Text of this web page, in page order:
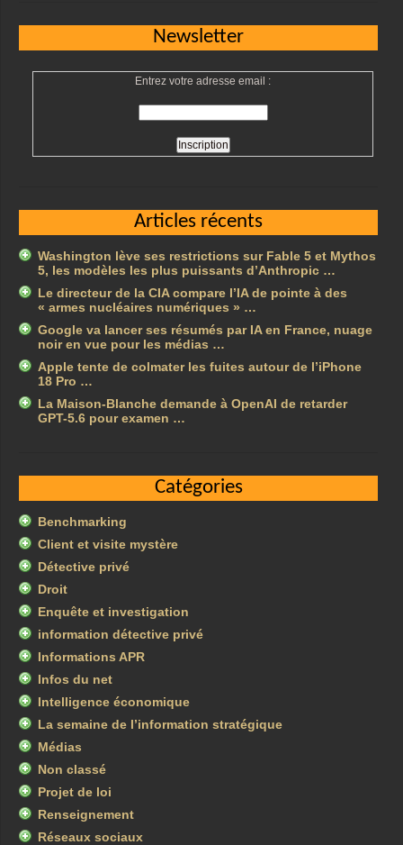
Newsletter
Entrez votre adresse email :
Articles récents
Washington lève ses restrictions sur Fable 5 et Mythos
5, les modèles les plus puissants d’Anthropic …
Le directeur de la CIA compare l’IA de pointe à des
« armes nucléaires numériques » …
Google va lancer ses résumés par IA en France, nuage
noir en vue pour les médias …
Apple tente de colmater les fuites autour de l’iPhone
18 Pro …
La Maison-Blanche demande à OpenAI de retarder
GPT-5.6 pour examen …
Catégories
Benchmarking
Client et visite mystère
Détective privé
Droit
Enquête et investigation
information détective privé
Informations APR
Infos du net
Intelligence économique
La semaine de l’information stratégique
Médias
Non classé
Projet de loi
Renseignement
Réseaux sociaux